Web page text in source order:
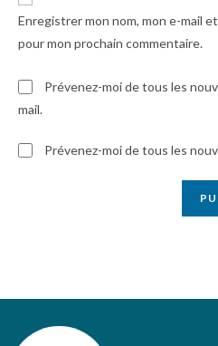
Enregistrer mon nom, mon e-mail
pour mon prochain commentaire.
Prévenez-moi de tous les
mail.
Prévenez-moi de tous les